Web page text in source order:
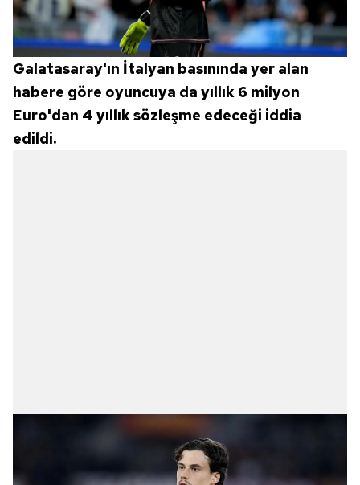
Galatasaray'ın İtalyan basınında yer alan
habere göre oyuncuya da yıllık 6 milyon
Euro'dan 4 yıllık sözleşme edeceği iddia
edildi.